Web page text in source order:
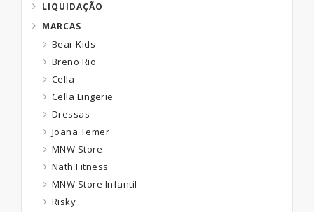
LIQUIDAÇÃO
MARCAS
Bear Kids
Breno Rio
Cella
Cella Lingerie
Dressas
Joana Temer
MNW Store
Nath Fitness
MNW Store Infantil
Risky